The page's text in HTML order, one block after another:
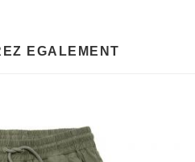
EGALEMENT